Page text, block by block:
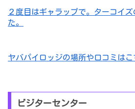
２度目はギャラップで。ターコイ
た。
ヤバパイロッジの場所や口コミはこ
ビジターセンター